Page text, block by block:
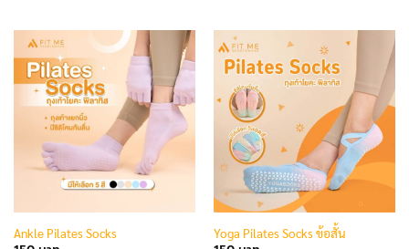
Ankle Pilates Socks Yoga Pilates Socks ข้อสั้น